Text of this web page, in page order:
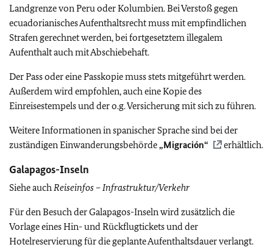
Landgrenze von Peru oder Kolumbien. Bei Verstoß gegen
ecuadorianisches Aufenthaltsrecht muss mit empfindlichen
Strafen gerechnet werden, bei fortgesetztem illegalem
Aufenthalt auch mit Abschiebehaft.
Der Pass oder eine Passkopie muss stets mitgeführt werden.
Außerdem wird empfohlen, auch eine Kopie des
Einreisestempels und der o.g. Versicherung mit sich zu führen.
Weitere Informationen in spanischer Sprache sind bei der
zuständigen Einwanderungsbehörde„Migración“ erhältlich.
Galapagos-Inseln
Siehe auchReiseinfos – Infrastruktur/Verkehr
Für den Besuch der Galapagos-Inseln wird zusätzlich die
Vorlage eines Hin- und Rückflugtickets und der
Hotelreservierung für die geplante Aufenthaltsdauer verlangt.